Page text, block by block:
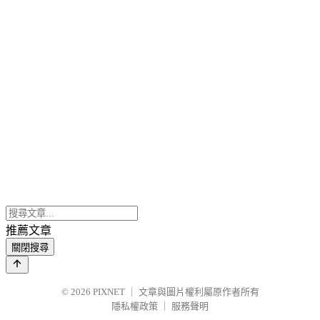
推薦文章
關閉搜尋
© 2026 PIXNET
文章與圖片權利屬原作者所有
隱私權政策
服務聲明